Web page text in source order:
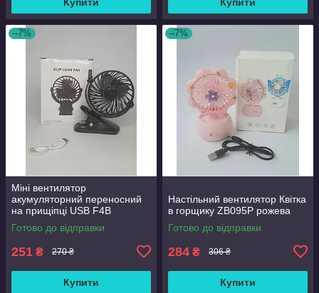
–7%
Міні вентилятор
акумуляторний переносний
на прищіпці USB F4B
Готово до відправки
251 ₴ 270 ₴
Купити
–7%
Настільний вентилятор Квітка
в горщику ZB095P рожева
Готово до відправки
284 ₴ 306 ₴
Купити